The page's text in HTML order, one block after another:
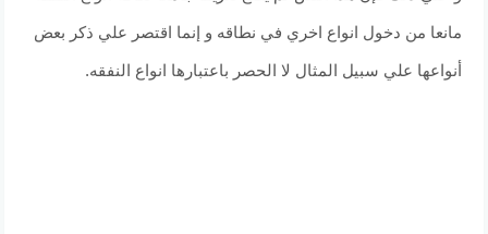
مانعا من دخول انواع اخري في نطاقه و إنما اقتصر علي ذكر بعض
أنواعها علي سبيل المثال لا الحصر باعتبارها انواع النفقه.